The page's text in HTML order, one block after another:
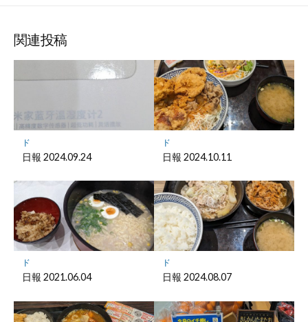
ア
ク
マ
に
保
存
関連投稿
ド
日報 2024.09.24
ド
日報 2024.10.11
ド
日報 2021.06.04
ド
日報 2024.08.07